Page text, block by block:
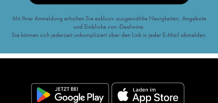
Mit Ihrer Anmeldung erhalten Sie exklusiv ausgewählte Neuigkeiten, Angebote
und Einblicke von iDealwine.
Sie können sich jederzeit unkompliziert über den Link in jeder E-Mail abmelden.